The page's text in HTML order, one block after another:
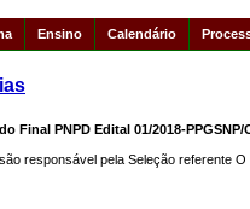
Ensino Calendário
Final PNPD Edital 01/2018-PPGSNP/
responsável pela Seleção referente